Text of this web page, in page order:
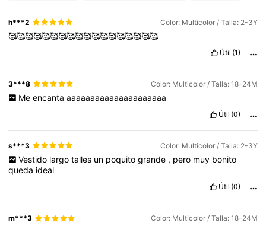
h***2 Color: Multicolor / Talla: 2-3Y
🥰🥰🥰🥰🥰🥰🥰🥰🥰🥰🥰🥰🥰🥰🥰🥰🥰🥰
Útil (1)
3***8 Color: Multicolor / Talla: 18-24M
Me encanta aaaaaaaaaaaaaaaaaaaaa
Útil (0)
s***3 Color: Multicolor / Talla: 2-3Y
Vestido largo talles un poquito grande , pero muy bonito
queda ideal
Útil (0)
m***3 Color: Multicolor / Talla: 18-24M